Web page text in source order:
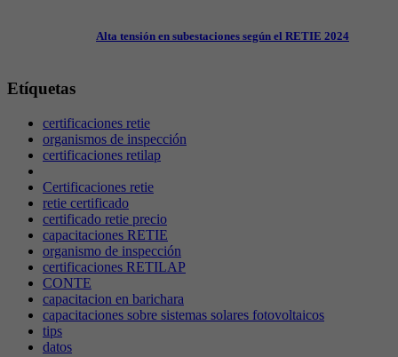
Alta tensión en subestaciones según el RETIE 2024
Etíquetas
certificaciones retie
organismos de inspección
certificaciones retilap
Certificaciones retie
retie certificado
certificado retie precio
capacitaciones RETIE
organismo de inspección
certificaciones RETILAP
CONTE
capacitacion en barichara
capacitaciones sobre sistemas solares fotovoltaicos
tips
datos